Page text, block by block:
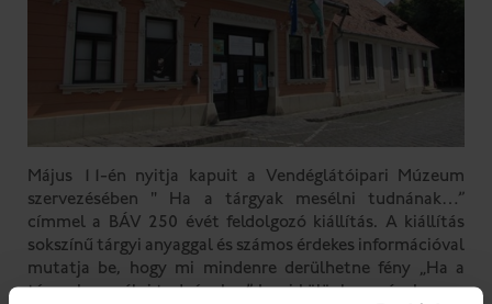
Május 11-én nyitja kapuit a Vendéglátóipari Múzeum
szervezésében " Ha a tárgyak mesélni tudnának…”
címmel a BÁV 250 évét feldolgozó kiállítás. A kiállítás
sokszínű tárgyi anyaggal és számos érdekes információval
mutatja be, hogy mi mindenre derülhetne fény „Ha a
tárgyak mesélni tudnának…” Igazi különlegesség, hogy a